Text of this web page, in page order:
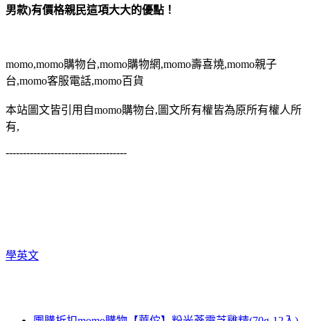
男款)有價格親民這項大大的優點！
momo,momo購物台,momo購物網,momo壽喜燒,momo親子
台,momo客服電話,momo百貨
本站圖文皆引用自momo購物台,圖文所有權皆為原所有權人所
有,
-----------------------------------
學英文